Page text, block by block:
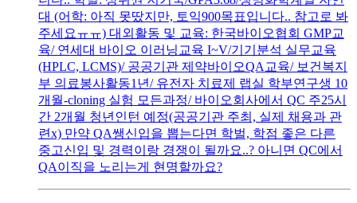
대 (어학: 아직 못땄지만, 토익900목표입니다.. 참고로 봐
주세요ㅠㅠ) 대외활동 및 교육: 한국바이오협회 GMP교
육/ 연세대 바이오 이러닝교육 I~V/기기분석 실무교육
(HPLC, LCMS)/ 공공기관 제약바이오QA교육/ 보건복지
부 의료봉사활동1년/ 유전자 치료제 랩실 학부연구생 10
개월-cloning 실험 모든과정/ 바이오회사에서 QC 주25시
간 2개월 청년인턴 예정(공공기관 주최, 실제 채용과 관
련x) 만약 QA쌩신입을 뽑는다면 학벌, 학점 좋은 다른
중고신입 및 경력이랑 경쟁이 될까요..? 아니면 QC에서
QA이직을 노리는게 현명할까요?